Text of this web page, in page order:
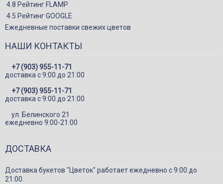
Композиции
Корзины с цветами
Подарки
Конфеты и сладкие подарки
Шарики
Декор в цветы
4.8 Рейтинг FLAMP
4.5 Рейтинг GOOGLE
Ежедневные поставки свежих цветов
НАШИ КОНТАКТЫ
+7 (903) 955-11-71
доставка c 9:00 до 21:00
+7 (903) 955-11-71
доставка c 9:00 до 21:00
ул. Белинского 21
ежедневно 9:00-21:00
ДОСТАВКА
Доставка букетов "Цветок" работает ежедневно с 9:00 до
21:00.